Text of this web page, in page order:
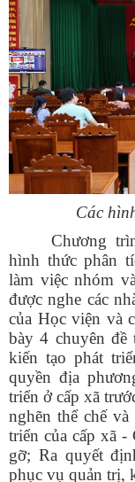
Các
Chương
hình thức phân
làm việc nhóm
được nghe các
của Học viện và
bày 4 chuyên đề
kiến tạo phát
quyền địa
triển ở cấp xã
nghẽn thể chế
triển của cấp xã
gỡ; Ra quyết
phục vụ quản trị,